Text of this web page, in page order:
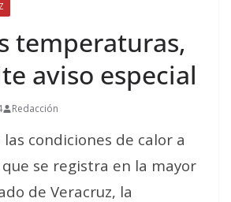
temperaturas,
aviso especial
Redacción
condiciones de calor a
se registra en la mayor
de Veracruz, la